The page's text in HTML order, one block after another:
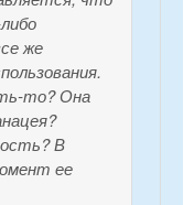
же
то? Она
В
ее